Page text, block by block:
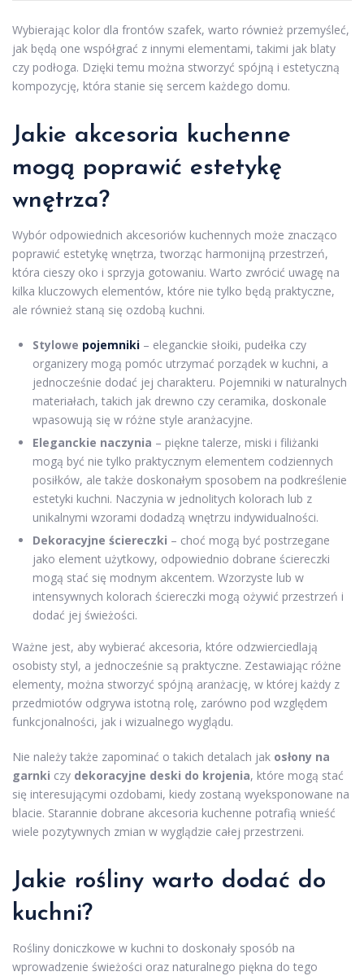
Wybierając kolor dla frontów szafek, warto również przemyśleć,
jak będą one współgrać z innymi elementami, takimi jak blaty
czy podłoga. Dzięki temu można stworzyć spójną i estetyczną
kompozycję, która stanie się sercem każdego domu.
Jakie akcesoria kuchenne
mogą poprawić estetykę
wnętrza?
Wybór odpowiednich akcesoriów kuchennych może znacząco
poprawić estetykę wnętrza, tworząc harmonijną przestrzeń,
która cieszy oko i sprzyja gotowaniu. Warto zwrócić uwagę na
kilka kluczowych elementów, które nie tylko będą praktyczne,
ale również staną się ozdobą kuchni.
Stylowe pojemniki – eleganckie słoiki, pudełka czy
organizery mogą pomóc utrzymać porządek w kuchni, a
jednocześnie dodać jej charakteru. Pojemniki w naturalnych
materiałach, takich jak drewno czy ceramika, doskonale
wpasowują się w różne style aranżacyjne.
Eleganckie naczynia – piękne talerze, miski i filiżanki
mogą być nie tylko praktycznym elementem codziennych
posiłków, ale także doskonałym sposobem na podkreślenie
estetyki kuchni. Naczynia w jednolitych kolorach lub z
unikalnymi wzorami dodadzą wnętrzu indywidualności.
Dekoracyjne ściereczki – choć mogą być postrzegane
jako element użytkowy, odpowiednio dobrane ściereczki
mogą stać się modnym akcentem. Wzorzyste lub w
intensywnych kolorach ściereczki mogą ożywić przestrzeń i
dodać jej świeżości.
Ważne jest, aby wybierać akcesoria, które odzwierciedlają
osobisty styl, a jednocześnie są praktyczne. Zestawiając różne
elementy, można stworzyć spójną aranżację, w której każdy z
przedmiotów odgrywa istotną rolę, zarówno pod względem
funkcjonalności, jak i wizualnego wyglądu.
Nie należy także zapominać o takich detalach jak osłony na
garnki czy dekoracyjne deski do krojenia, które mogą stać
się interesującymi ozdobami, kiedy zostaną wyeksponowane na
blacie. Starannie dobrane akcesoria kuchenne potrafią wnieść
wiele pozytywnych zmian w wyglądzie całej przestrzeni.
Jakie rośliny warto dodać do
kuchni?
Rośliny doniczkowe w kuchni to doskonały sposób na
wprowadzenie świeżości oraz naturalnego piękna do tego